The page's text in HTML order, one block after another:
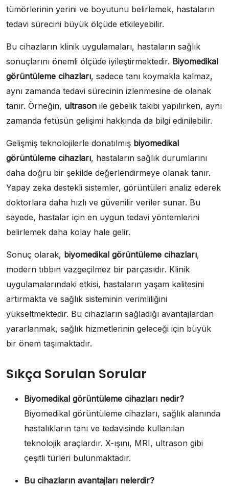
tümörlerinin yerini ve boyutunu belirlemek, hastaların
tedavi sürecini büyük ölçüde etkileyebilir.
Bu cihazların klinik uygulamaları, hastaların sağlık
sonuçlarını önemli ölçüde iyileştirmektedir. Biyomedikal
görüntüleme cihazları, sadece tanı koymakla kalmaz,
aynı zamanda tedavi sürecinin izlenmesine de olanak
tanır. Örneğin, ultrason ile gebelik takibi yapılırken, aynı
zamanda fetüsün gelişimi hakkında da bilgi edinilebilir.
Gelişmiş teknolojilerle donatılmış biyomedikal
görüntüleme cihazları, hastaların sağlık durumlarını
daha doğru bir şekilde değerlendirmeye olanak tanır.
Yapay zeka destekli sistemler, görüntüleri analiz ederek
doktorlara daha hızlı ve güvenilir veriler sunar. Bu
sayede, hastalar için en uygun tedavi yöntemlerini
belirlemek daha kolay hale gelir.
Sonuç olarak, biyomedikal görüntüleme cihazları,
modern tıbbın vazgeçilmez bir parçasıdır. Klinik
uygulamalarındaki etkisi, hastaların yaşam kalitesini
artırmakta ve sağlık sisteminin verimliliğini
yükseltmektedir. Bu cihazların sağladığı avantajlardan
yararlanmak, sağlık hizmetlerinin geleceği için büyük
bir önem taşımaktadır.
Sıkça Sorulan Sorular
Biyomedikal görüntüleme cihazları nedir?
Biyomedikal görüntüleme cihazları, sağlık alanında
hastalıkların tanı ve tedavisinde kullanılan
teknolojik araçlardır. X-ışını, MRI, ultrason gibi
çeşitli türleri bulunmaktadır.
Bu cihazların avantajları nelerdir?